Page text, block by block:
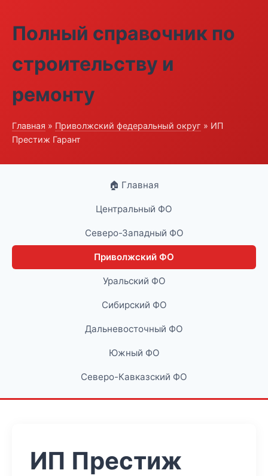
Полный справочник по
строительству и
ремонту
Главная » Приволжский федеральный округ » ИП
Престиж Гарант
🏠 Главная
Центральный ФО
Северо-Западный ФО
Приволжский ФО
Уральский ФО
Сибирский ФО
Дальневосточный ФО
Южный ФО
Северо-Кавказский ФО
ИП Престиж